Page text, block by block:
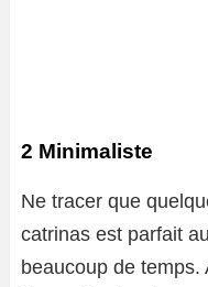
2 Minimaliste
Ne tracer que
catrinas est parfait
beaucoup de